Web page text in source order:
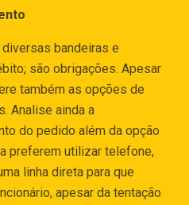
diversas bandeiras e
são obrigações. Apesar
também as opções de
Analise ainda a
do pedido além da opção
preferem utilizar telefone,
linha direta para que
apesar da tentação